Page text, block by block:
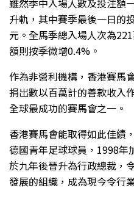
雖然季中入場人數及投注額
升軌，其中賽季最後一日的
元。全馬季總入場人次為
額則按季微增0.4%。
作為非營利機構，香港賽馬
捐出數以百萬計的善款收入
全球最成功的賽馬會之一。
香港賽馬會能取得如此佳績
德國青年足球球員，1998年
於九年後晉升為行政總裁，
發展的組織，成為現今令行